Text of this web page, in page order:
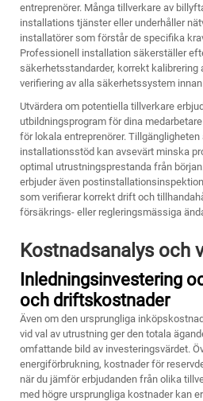
entreprenörer. Många tillverkare av
installations tjänster eller underhåller
installatörer som förstår de specifika
Professionell installation säkerställer
säkerhetsstandarder, korrekt kalibrering
verifiering av alla säkerhetssystem
Utvärdera om potentiella tillverkare
utbildningsprogram för dina
för lokala entreprenörer.
installationsstöd kan avsevärt minska
optimal utrustningsprestanda från
erbjuder även
som verifierar korrekt drift och
försäkrings- eller regleringsmässiga
Kostnadsanalys och
Inledningsinvestering
och driftskostnader
Även om den ursprungliga
vid val av utrustning ger den totala
omfattande bild av investeringsvärdet.
energiförbrukning, kostnader för
när du jämför erbjudanden från olika
med högre ursprungliga kostnader kan